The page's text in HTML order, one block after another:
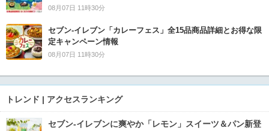
08月07日 11時30分
セブン‐イレブン「カレーフェス」全15品商品詳細とお得な限
定キャンペーン情報
08月07日 11時30分
トレンド | アクセスランキング
セブン‐イレブンに爽やか「レモン」スイーツ＆パン新登